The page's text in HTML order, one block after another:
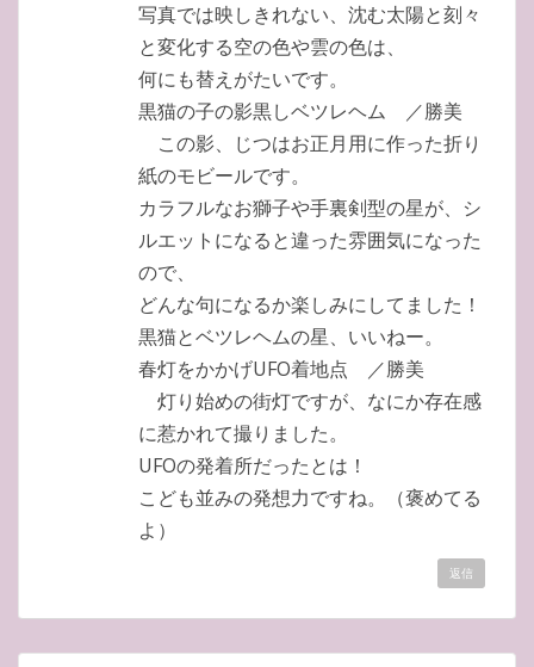
写真では映しきれない、沈む太陽と刻々
と変化する空の色や雲の色は、
何にも替えがたいです。
黒猫の子の影黒しベツレヘム ／勝美
この影、じつはお正月用に作った折り
紙のモビールです。
カラフルなお獅子や手裏剣型の星が、シ
ルエットになると違った雰囲気になった
ので、
どんな句になるか楽しみにしてました！
黒猫とベツレヘムの星、いいねー。
春灯をかかげUFO着地点 ／勝美
灯り始めの街灯ですが、なにか存在感
に惹かれて撮りました。
UFOの発着所だったとは！
こども並みの発想力ですね。（褒めてる
よ）
返信